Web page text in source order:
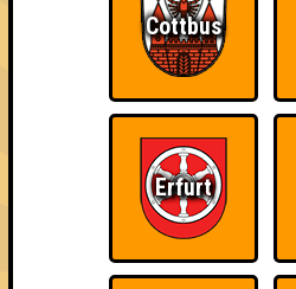
06.10.2015 · Scandale Le Locale
Angemeldete
Cottbus
Erfurt